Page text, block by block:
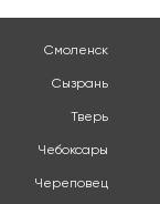
Смоленск
Сызрань
Тверь
Чебоксары
Череповец